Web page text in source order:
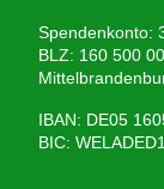
Spendenkonto:
BLZ: 160 500 00
IBAN: DE05
BIC: